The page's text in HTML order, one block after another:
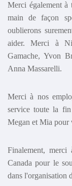
Merci également à
main de façon
oublierons
aider. Merci à
Gamache, Yvon
Anna Massarelli.
Merci à nos
service toute la
Megan et Mia pour
Finalement, merci
Canada pour le
dans l'organisation